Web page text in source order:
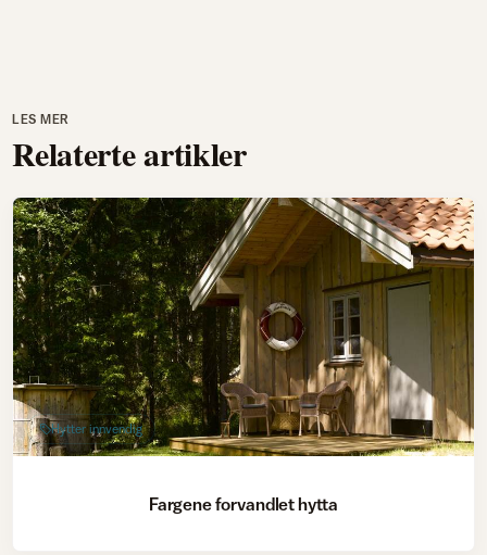
LES MER
Relaterte artikler
Hytter innvendig
Fargene forvandlet hytta